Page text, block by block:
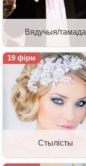
Вядучыя/тамада
19 фірм
Стылісты